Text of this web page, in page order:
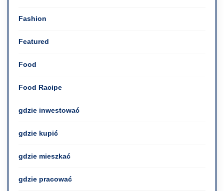
Fashion
Featured
Food
Food Racipe
gdzie inwestować
gdzie kupić
gdzie mieszkać
gdzie pracować